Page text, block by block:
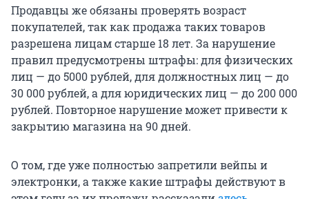
Продавцы же обязаны проверять возраст
покупателей, так как продажа таких товаров
разрешена лицам старше 18 лет. За нарушение
правил предусмотрены штрафы: для физических
лиц — до 5000 рублей, для должностных лиц — до
30 000рублей, а для юридических лиц — до200 000
рублей. Повторное нарушение может привести к
закрытию магазина на 90 дней.
О том, где уже полностью запретили вейпы и
электронки, а также какие штрафы действуют в